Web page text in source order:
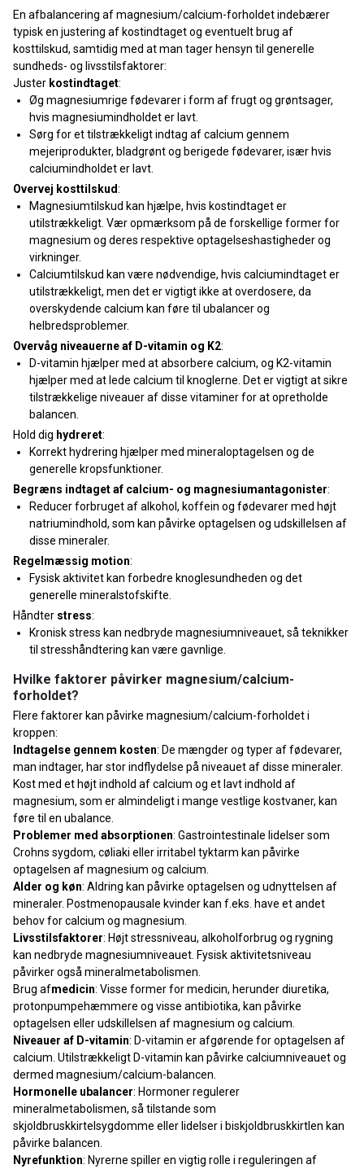
En afbalancering af magnesium/calcium-forholdet indebærer
typisk en justering af kostindtaget og eventuelt brug af
kosttilskud, samtidig med at man tager hensyn til generelle
sundheds- og livsstilsfaktorer:
Juster kostindtaget:
Øg magnesiumrige fødevarer i form af frugt og grøntsager,
hvis magnesiumindholdet er lavt.
Sørg for et tilstrækkeligt indtag af calcium gennem
mejeriprodukter, bladgrønt og berigede fødevarer, især hvis
calciumindholdet er lavt.
Overvej kosttilskud:
Magnesiumtilskud kan hjælpe, hvis kostindtaget er
utilstrækkeligt. Vær opmærksom på de forskellige former for
magnesium og deres respektive optagelseshastigheder og
virkninger.
Calciumtilskud kan være nødvendige, hvis calciumindtaget er
utilstrækkeligt, men det er vigtigt ikke at overdosere, da
overskydende calcium kan føre til ubalancer og
helbredsproblemer.
Overvåg niveauerne af D-vitamin og K2:
D-vitamin hjælper med at absorbere calcium, og K2-vitamin
hjælper med at lede calcium til knoglerne. Det er vigtigt at sikre
tilstrækkelige niveauer af disse vitaminer for at opretholde
balancen.
Hold dig hydreret:
Korrekt hydrering hjælper med mineraloptagelsen og de
generelle kropsfunktioner.
Begræns indtaget af calcium- og magnesiumantagonister:
Reducer forbruget af alkohol, koffein og fødevarer med højt
natriumindhold, som kan påvirke optagelsen og udskillelsen af
disse mineraler.
Regelmæssig motion:
Fysisk aktivitet kan forbedre knoglesundheden og det
generelle mineralstofskifte.
Håndter stress:
Kronisk stress kan nedbryde magnesiumniveauet, så teknikker
til stresshåndtering kan være gavnlige.
Hvilke faktorer påvirker magnesium/calcium-
forholdet?
Flere faktorer kan påvirke magnesium/calcium-forholdet i
kroppen:
Indtagelse gennem kosten: De mængder og typer af fødevarer,
man indtager, har stor indflydelse på niveauet af disse mineraler.
Kost med et højt indhold af calcium og et lavt indhold af
magnesium, som er almindeligt i mange vestlige kostvaner, kan
føre til en ubalance.
Problemer med absorptionen: Gastrointestinale lidelser som
Crohns sygdom, cøliaki eller irritabel tyktarm kan påvirke
optagelsen af magnesium og calcium.
Alder og køn: Aldring kan påvirke optagelsen og udnyttelsen af
mineraler. Postmenopausale kvinder kan f.eks. have et andet
behov for calcium og magnesium.
Livsstilsfaktorer: Højt stressniveau, alkoholforbrug og rygning
kan nedbryde magnesiumniveauet. Fysisk aktivitetsniveau
påvirker også mineralmetabolismen.
Brug afmedicin: Visse former for medicin, herunder diuretika,
protonpumpehæmmere og visse antibiotika, kan påvirke
optagelsen eller udskillelsen af magnesium og calcium.
Niveauer af D-vitamin: D-vitamin er afgørende for optagelsen af
calcium. Utilstrækkeligt D-vitamin kan påvirke calciumniveauet og
dermed magnesium/calcium-balancen.
Hormonelle ubalancer: Hormoner regulerer
mineralmetabolismen, så tilstande som
skjoldbruskkirtelsygdomme eller lidelser i biskjoldbruskkirtlen kan
påvirke balancen.
Nyrefunktion: Nyrerne spiller en vigtig rolle i reguleringen af